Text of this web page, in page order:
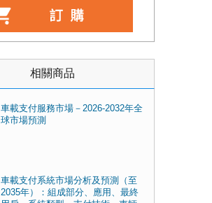
相關商品
車載支付服務市場－2026-2032年全
球市場預測
車載支付系統市場分析及預測（至
2035年）：組成部分、應用、最終